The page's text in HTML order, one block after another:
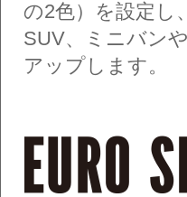
の2色）を設定し
SUV、ミニバン
アップします。